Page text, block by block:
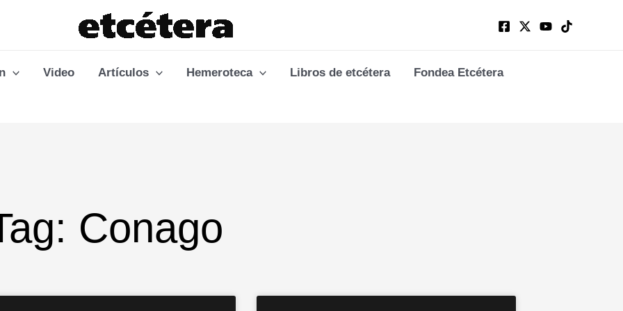
Video Artículos Hemeroteca Libros de etcétera Fondea Etcétera
Conago